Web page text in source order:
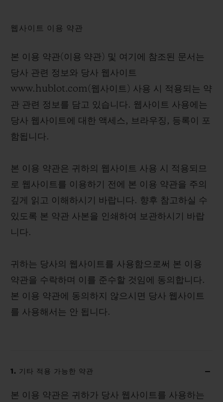
웹사이트 이용 약관
본 이용 약관( 이용 약관) 및 여기에 참조된 문서는
당사 관련 정보와 당사 웹사이트
www.hublot.com(웹사이트) 사용 시 적용되는 약
관 관련 정보를 담고 있습니다. 웹사이트 사용에는
당사 웹사이트에 대한 액세스, 브라우징, 등록이 포
함됩니다.
본 이용 약관은 귀하의 웹사이트 사용 시 적용되므
로 웹사이트를 이용하기 전에 본 이용 약관을 주의
깊게 읽고 이해하시기 바랍니다. 향후 참고하실 수
있도록 본 약관 사본을 인쇄하여 보관하시기 바랍
니다.
귀하는 당사의 웹사이트를 사용함으로써 본 이용
약관을 수락하며 이를 준수할 것임에 동의합니다.
본 이용 약관에 동의하지 않으시면 당사 웹사이트
를 사용해서는 안 됩니다.
1. 기타 적용 가능한 약관
본 이용 약관은 귀하가 당사 웹사이트를 사용하는